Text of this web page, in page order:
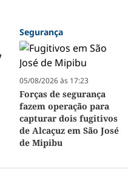
Segurança
05/08/2026 às 17:23
Forças de segurança
fazem operação para
capturar dois fugitivos
de Alcaçuz em São José
de Mipibu